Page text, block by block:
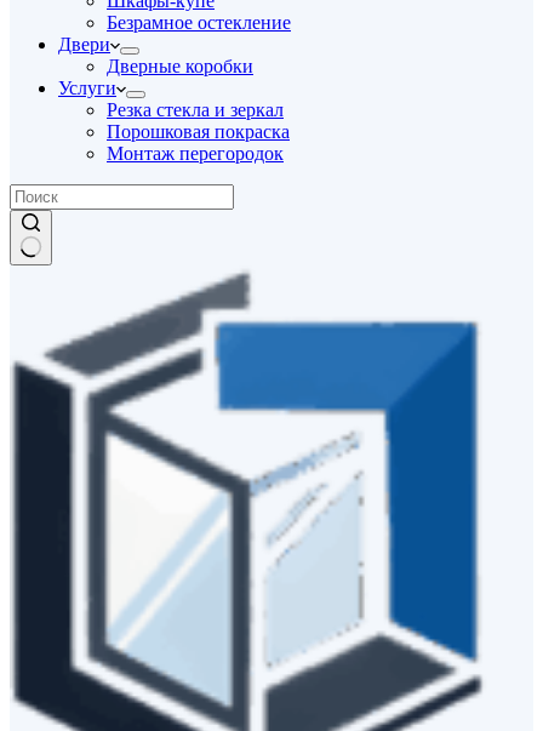
Безрамное остекление
Двери
Дверные коробки
Услуги
Резка стекла и зеркал
Порошковая покраска
Монтаж перегородок